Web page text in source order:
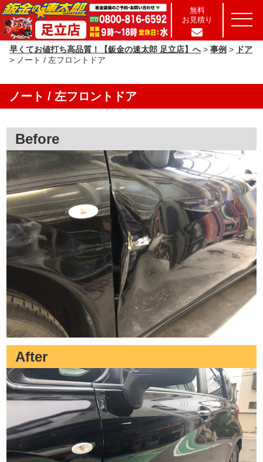
無料
お見積り
早くてお値打ち高品質！【鈑金の速太郎 足立店】へ> 事例 > ドア
> ノート / 左フロントドア
ノート / 左フロントドア
Before
After